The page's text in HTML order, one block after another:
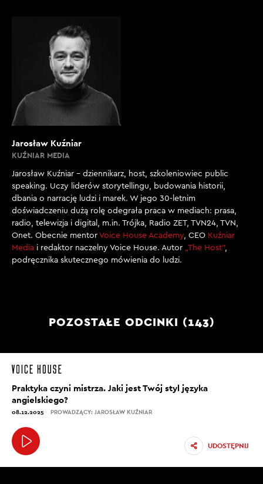
Jarosław Kuźniar
KUŹNIAR MEDIA
Jarosław Kuźniar – dziennikarz, host, szkoleniowiec public
speaking. Uczy liderów storytellingu, budowania historii,
dbania o narrację ludzi i marek. W jego 30-letnim
doświadczeniu dużą rolę odegrała praca w mediach: prasa,
radio, telewizja i digital, m.in. Trójka, Radio ZET, TVN24, TVN,
Onet. Obecnie mentor Voice House Academy, CEO Kuźniar
Media i redaktor naczelny Voice House. Autor „The Host”,
podręcznika skutecznego mówienia do ludzi.
POZOSTAŁE ODCINKI (143)
Praktyka czyni mistrza. Jaki jest Twój styl języka
angielskiego?
08.12.2025 PROWADZĄCY: JAROSŁAW KUŹNIAR
UDOSTĘPNIJ